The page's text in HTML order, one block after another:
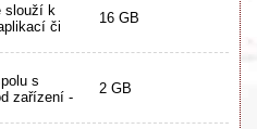
slouží k
či
16 GB
s
zařízení -
2 GB